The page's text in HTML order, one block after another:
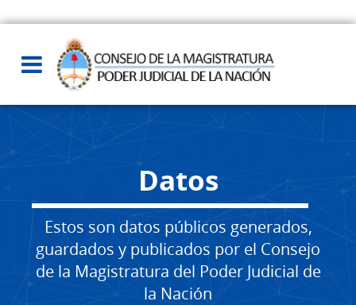
Datos
Estos son datos públicos generados,
guardados y publicados por el Consejo
de la Magistratura del Poder Judicial de
la Nación